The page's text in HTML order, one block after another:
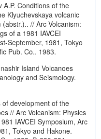
A.P. Conditions of the
Klyuchevskaya volcanic
// Arc Volcanism:
of a 1981 IAVCEI
September, 1981, Tokyo
Pub. Co.. 1983.
Island Volcanoes
and Seismology.
of development of the
// Arc Volcanism: Physics
IAVCEI Symposium, Arc
Tokyo and Hakone.